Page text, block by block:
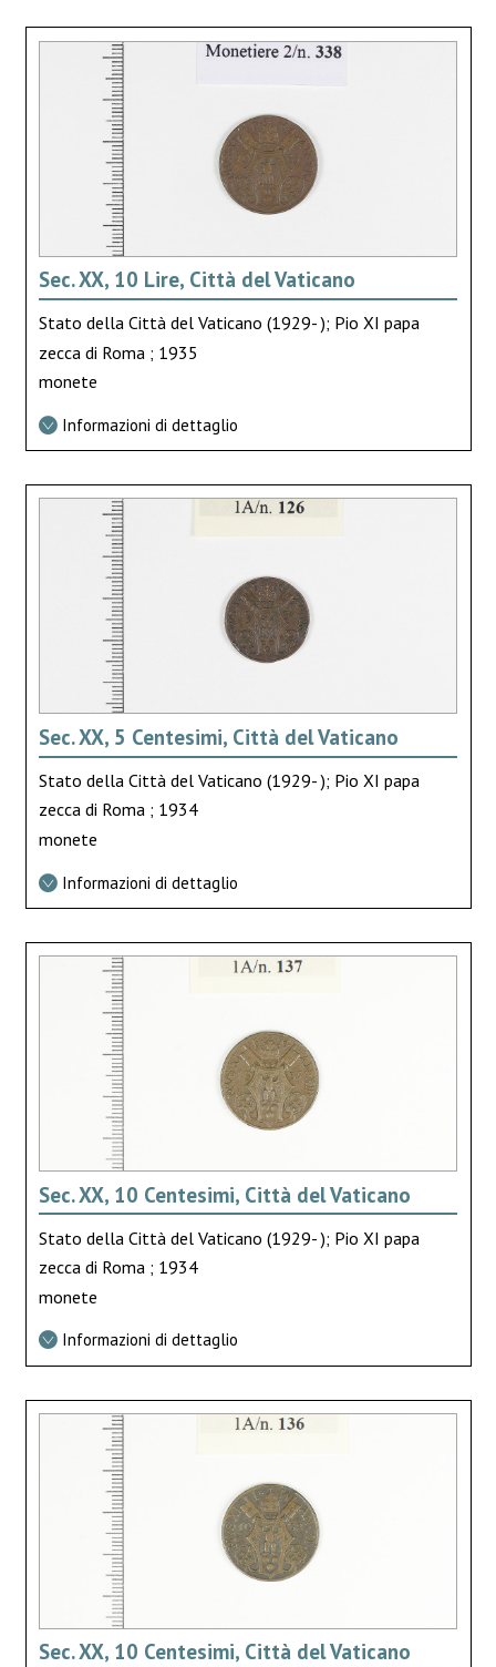
Sec. XX, 10 Lire, Città del Vaticano
Stato della Città del Vaticano (1929- ); Pio XI papa
zecca di Roma ; 1935
monete
Informazioni di dettaglio
Sec. XX, 5 Centesimi, Città del Vaticano
Stato della Città del Vaticano (1929- ); Pio XI papa
zecca di Roma ; 1934
monete
Informazioni di dettaglio
Sec. XX, 10 Centesimi, Città del Vaticano
Stato della Città del Vaticano (1929- ); Pio XI papa
zecca di Roma ; 1934
monete
Informazioni di dettaglio
Sec. XX, 10 Centesimi, Città del Vaticano